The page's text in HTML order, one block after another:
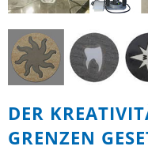
DER
GRENZEN